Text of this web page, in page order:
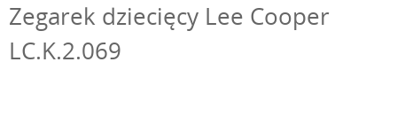
Zegarek dziecięcy Lee Cooper
LC.K.2.069